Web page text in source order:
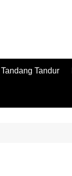
Tandang Tandur